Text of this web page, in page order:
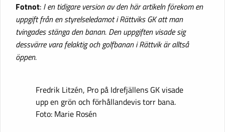
Fotnot: I en tidigare version av den här artikeln förekom en
uppgift från en styrelseledamot i Rättviks GK att man
tvingades stänga den banan. Den uppgiften visade sig
dessvärre vara felaktig och golfbanan i Rättvik är alltså
öppen.
Fredrik Litzén, Pro på Idrefjällens GK visade
upp en grön och förhållandevis torr bana.
Foto: Marie Rosén